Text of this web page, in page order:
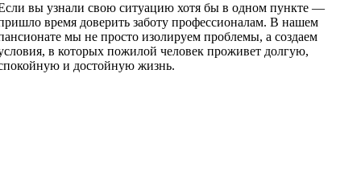
вы узнали свою ситуацию хотя бы в одном пункте —
время доверить заботу профессионалам. В нашем
мы не просто изолируем проблемы, а создаем
в которых пожилой человек проживет долгую,
и достойную жизнь.